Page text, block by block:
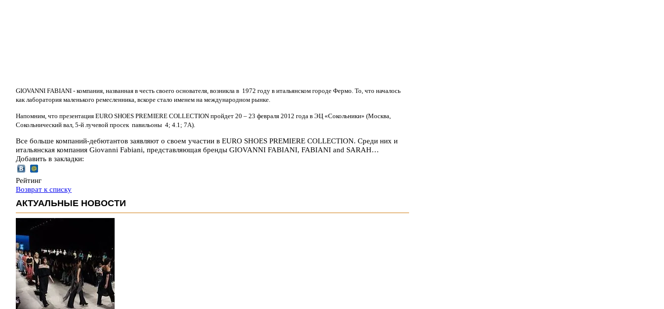
GIOVANNI FABIANI - компания, названная в честь своего основателя, возникла в 1972 году в итальянском городе Фермо. То, что началось
как лаборатория маленького ремесленника, вскоре стало именем на международном рынке.
Напомним, что презентация EURO SHOES PREMIERE COLLECTION пройдет 20 – 23 февраля 2012 года в ЭЦ «Сокольники» (Москва,
Сокольнический вал, 5-й лучевой просек павильоны 4; 4.1; 7А).
Все больше компаний-дебютантов заявляют о своем участии в EURO SHOES PREMIERE COLLECTION. Среди них и
итальянская компания Giovanni Fabiani, представляющая бренды GIOVANNI FABIANI, FABIANI and SARAH…
Добавить в закладки:
Рейтинг
Возврат к списку
АКТУАЛЬНЫЕ НОВОСТИ